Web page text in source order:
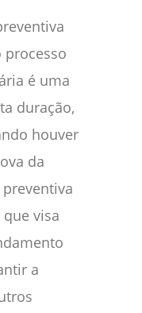
processo
é uma
duração,
houver
da
visa
a